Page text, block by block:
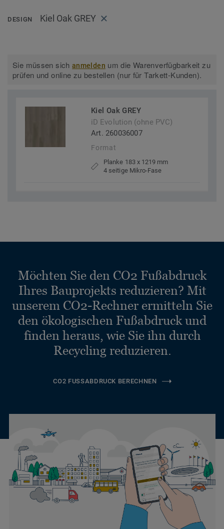
DESIGN Kiel Oak GREY
Sie müssen sichanmelden um die Warenverfügbarkeit zu
prüfen und online zu bestellen (nur für Tarkett-Kunden).
Kiel Oak GREY
iD Evolution (ohne PVC)
Art. 260036007
Format
Planke 183 x 1219 mm
4 seitige Mikro-Fase
Möchten Sie den CO2 Fußabdruck
Ihres Bauprojekts reduzieren? Mit
unserem CO2-Rechner ermitteln Sie
den ökologischen Fußabdruck und
finden heraus, wie Sie ihn durch
Recycling reduzieren.
CO2 FUSSABDRUCK BERECHNEN